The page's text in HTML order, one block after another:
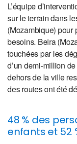
L’équipe
sur le terrain dans
(Mozambique) pour
besoins. Beira
touchées par les
d’un demi-million
dehors de la ville
des routes ont été
48 % des
enfants et 52